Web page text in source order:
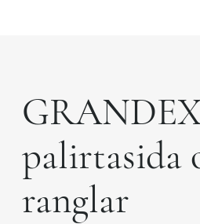
palirtasida
ranglar